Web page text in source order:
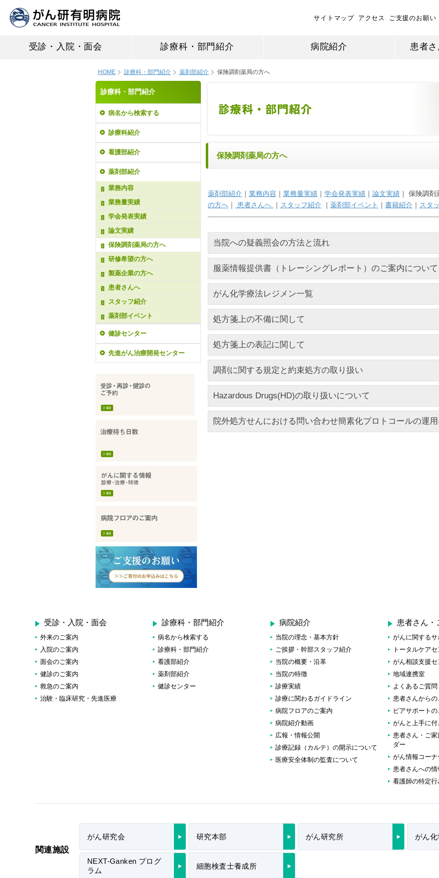
サイトマップ アクセス ご支援のお願い
受診・入院・面会 診療科・部門紹介 病院紹介 患者
HOME 診療科・部門紹介 薬剤部紹介 保険調剤薬局の方へ
保険調剤薬局の方へ
薬剤部紹介 ｜ 業務内容 ｜ 業務量実績 ｜ 学会発表実績 ｜ 論文実績 ｜ 保険調
の方へ ｜ 患者さんへ ｜ スタッフ紹介 ｜ 薬剤部イベント ｜ 書籍紹介 ｜ スタ
当院への疑義照会の方法と流れ
服薬情報提供書（トレーシングレポート）のご案内について
がん化学療法レジメン一覧
処方箋上の不備に関して
処方箋上の表記に関して
調剤に関する規定と約束処方の取り扱い
Hazardous Drugs(HD)の取り扱いについて
院外処方せんにおける問い合わせ簡素化プロトコールの運
診療科・部門紹介
病名から検索する
診療科紹介
看護部紹介
薬剤部紹介
業務内容
業務量実績
学会発表実績
論文実績
保険調剤薬局の方へ
研修希望の方へ
製薬企業の方へ
患者さんへ
スタッフ紹介
薬剤部イベント
健診センター
先進がん治療開発センター
受診・入院・面会
外来のご案内
入院のご案内
面会のご案内
健診のご案内
救急のご案内
治験・臨床研究・先進医療
診療科・部門紹介
病名から検索する
診療科・部門紹介
看護部紹介
薬剤部紹介
健診センター
病院紹介
当院の理念・基本方針
ご挨拶・幹部スタッフ紹介
当院の概要・沿革
当院の特徴
診療実績
診療に関わるガイドライン
病院フロアのご案内
病院紹介動画
広報・情報公開
診療記録（カルテ）の開示について
医療安全体制の監査について
患者さん・
がんに関する
トータルケア
がん相談支援セ
地域連携室
よくあるご質問
患者さんから
ピアサポート
がんと上手に
患者さん・ご
ダー
がん情報コーナ
患者さんへの情
看護師の特定
関連施設
がん研究会 研究本部 がん研究所 がん
NEXT-Ganken プログ
ラム
細胞検査士養成所